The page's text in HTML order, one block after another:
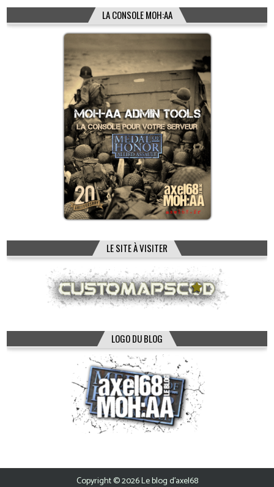
LA CONSOLE MOH:AA
LE SITE À VISITER
LOGO DU BLOG
Copyright © 2026 Le blog d'axel68